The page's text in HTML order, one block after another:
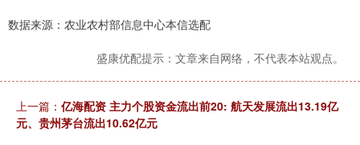
数据来源：农业农村部信息中心本信选配
盛康优配提示：文章来自网络，不代表本站观点。
上一篇： 亿海配资 主力个股资金流出前20: 航天发展流出13.19亿
元、贵州茅台流出10.62亿元